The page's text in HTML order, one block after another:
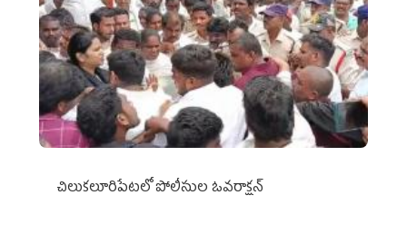
చిలుక‌లూరిపేట‌లో పోలీసుల ఓవ‌రాక్ష‌న్‌